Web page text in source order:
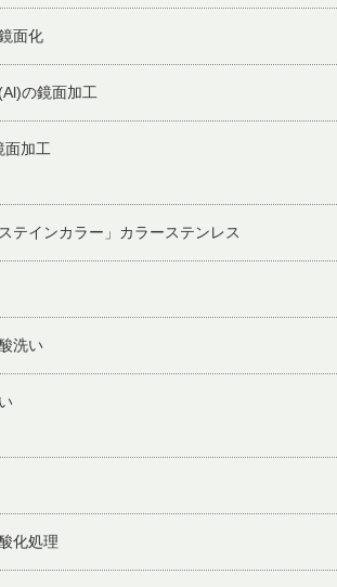
面化
の鏡面加工
面加工
テインカラー」カラーステンレス
洗い
化処理